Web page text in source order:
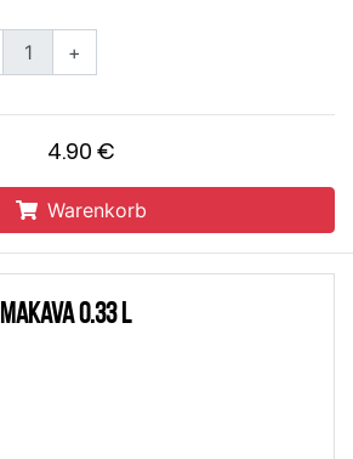
+
4.90 €
Warenkorb
Makava 0.33 L